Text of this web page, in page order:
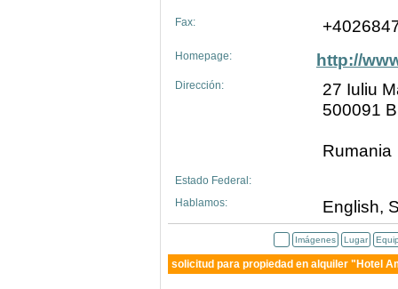
Fax:
Homepage: http://
Dirección:
27 Iuliu
500091
Rumania
Estado Federal:
Hablamos:
English,
Imágenes Lugar
solicitud para propiedad en alquiler "Hotel